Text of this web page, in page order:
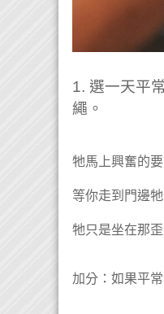
1. 選一天平
繩。
牠馬上興奮的
等你走到門邊
牠只是坐在那
加分：如果平